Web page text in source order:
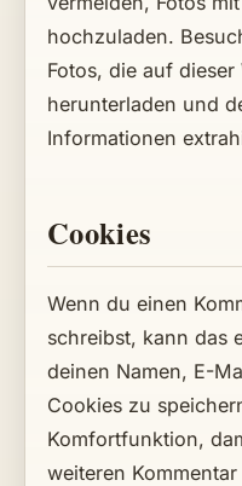
hochzuladen.
Fotos, die auf
herunterladen und
Informationen
Cookies
Wenn du einen
schreibst, kann das
deinen Namen, E-
Cookies zu
Komfortfunktion,
weiteren